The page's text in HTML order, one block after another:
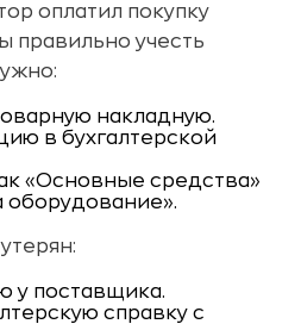
оплатил покупку
правильно учесть
накладную.
в бухгалтерской
«Основные средства»
оборудование».
у поставщика.
справку с